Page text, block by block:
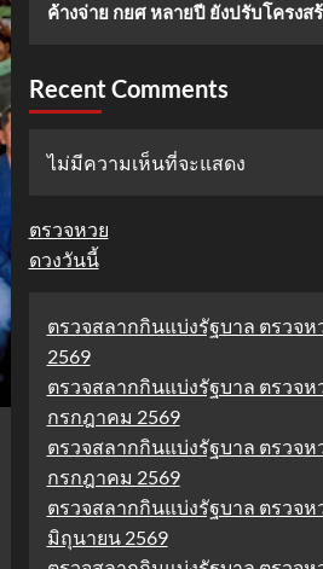
ค้างจ่าย กยศ หลายปี ยังปรับโครงส
Recent Comments
ไม่มีความเห็นที่จะแสดง
ตรวจหวย
ดวงวันนี้
ตรวจสลากกินแบ่งรัฐบาล ตรวจห
2569
ตรวจสลากกินแบ่งรัฐบาล ตรวจห
กรกฎาคม 2569
ตรวจสลากกินแบ่งรัฐบาล ตรวจห
กรกฎาคม 2569
ตรวจสลากกินแบ่งรัฐบาล ตรวจห
มิถุนายน 2569